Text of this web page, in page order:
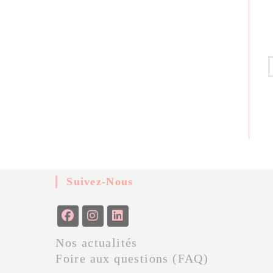
Suivez-Nous
Nos actualités
Foire aux questions (FAQ)